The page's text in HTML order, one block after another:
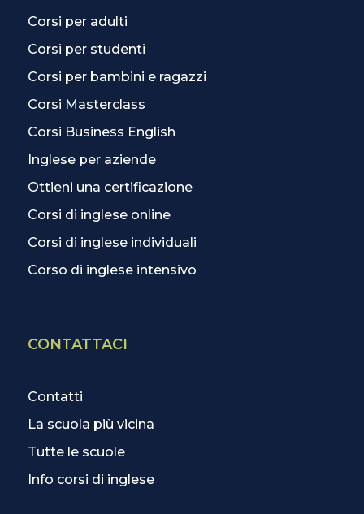
Corsi per adulti
Corsi per studenti
Corsi per bambini e ragazzi
Corsi Masterclass
Corsi Business English
Inglese per aziende
Ottieni una certificazione
Corsi di inglese online
Corsi di inglese individuali
Corso di inglese intensivo
CONTATTACI
Contatti
La scuola più vicina
Tutte le scuole
Info corsi di inglese